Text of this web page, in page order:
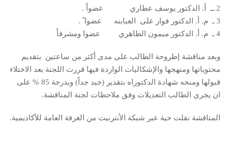
2 ــ أ. الدكتور يوسف عطاري عضواً .
3 ـ م. أ. الدكتور فواز على العبابنه عضوا ً .
4 ـ م. أ. الدكتور ميمون الطاهري عضوا ومشرفاً
وبعد مناقشة إطروحة الطالب على مدى أكثر من ساعتين بتقديم
محتوياتها ومنهجها والإشكاليات الواردة فيها قررت اللجنة بعد الاختلاء
قبولها ومنحه شهادة الدكتوراه بتقدير (جيد جداً) وبدرجة 85 % على
ان يجري الطالب التعديلات وفق ملاحظات لجنة المناقشة.
المناقشة نقلت حية عبر شبكة الأنترنيت من الغرفة العامة للأكاديمية.